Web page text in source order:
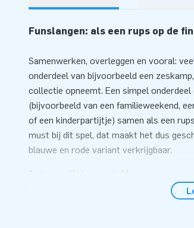
Funslangen: als een rups op de
Samenwerken, overleggen en vooral:
onderdeel van bijvoorbeeld een
collectie opneemt. Een simpel
(bijvoorbeeld van een familieweekend,
of een kinderpartijtje) samen als een
must bij dit spel, dat maakt het dus
blauwe en rode variant verkrijgbaar.
Let op: prijs is per stuk!